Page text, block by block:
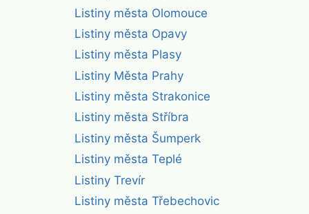
Listiny města Olomouce
Listiny města Opavy
Listiny města Plasy
Listiny Města Prahy
Listiny města Strakonice
Listiny města Stříbra
Listiny města Šumperk
Listiny města Teplé
Listiny Trevír
Listiny města Třebechovic